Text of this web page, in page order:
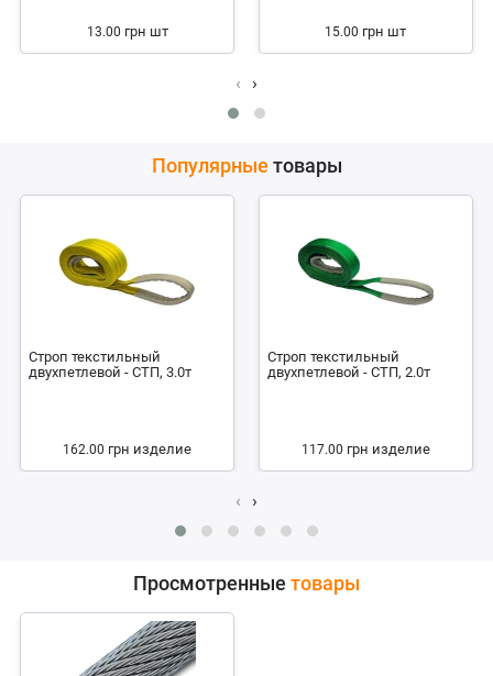
13.00 грн шт 15.00 грн шт
‹ ›
Популярные товары
Строп текстильный
двухпетлевой - СТП, 3.0т
162.00 грн изделие
Строп текстильный
двухпетлевой - СТП, 2.0т
117.00 грн изделие
‹ ›
Просмотренные товары